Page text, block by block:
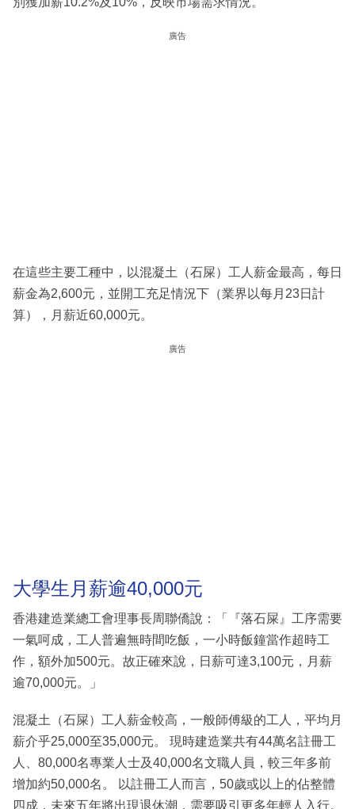
廣告
在這些主要工種中，以混凝土（石屎）工人薪金最高，每日
薪金為2,600元，並開工充足情況下（業界以每月23日計
算），月薪近60,000元。
廣告
大學生月薪逾40,000元
香港建造業總工會理事長周聯僑說：「『落石屎』工序需要
一氣呵成，工人普遍無時間吃飯，一小時飯鐘當作超時工
作，額外加500元。故正確來說，日薪可達3,100元，月薪
逾70,000元。」
混凝土（石屎）工人薪金較高，一般師傅級的工人，平均月
薪介乎25,000至35,000元。 現時建造業共有44萬名註冊工
人、80,000名專業人士及40,000名文職人員，較三年多前
增加約50,000名。 以註冊工人而言，50歲或以上的佔整體
四成，未來五年將出現退休潮，需要吸引更多年輕人入行。